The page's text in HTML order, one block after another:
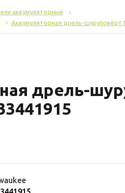
аккумуляторные
Аккумуляторная дрель-шуруповёрт
дрель-